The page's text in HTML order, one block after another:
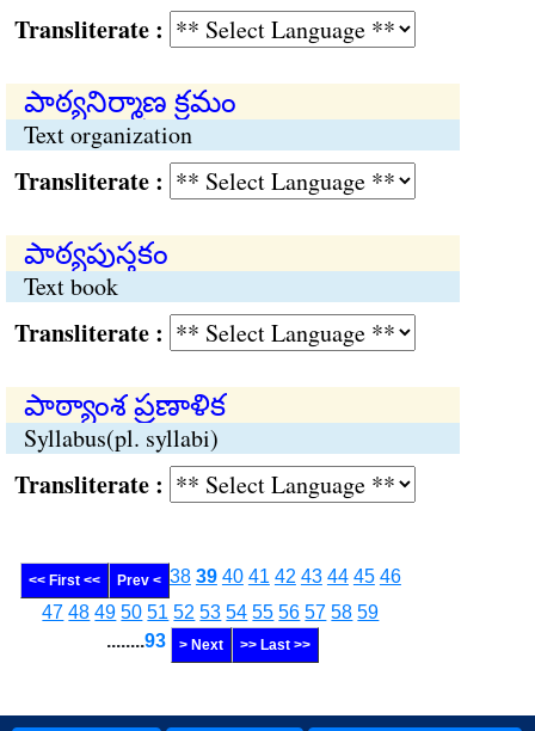
:
పాఠ్యనిర్మాణ క్రమం
Text organization
:
పాఠ్యపుస్తకం
Text book
:
పాఠ్యాంశ ప్రణాళిక
Syllabus(pl. syllabi)
:
<< First << Prev < 38 39 40 41 42 43 44 45 46
47 48 49 50 51 52 53 54 55 56 57 58 59
........93 > Next >> Last >>